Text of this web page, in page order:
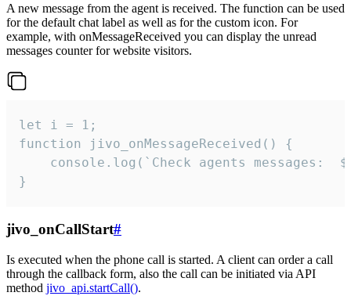
A new message from the agent is received. The function can be used
for the default chat label as well as for the custom icon. For
example, with onMessageReceived you can display the unread
messages counter for website visitors.
let i = 1;
function jivo_onMessageReceived() {
}
jivo_onCallStart#
Is executed when the phone call is started. A client can order a call
through the callback form, also the call can be initiated via API
method jivo_api.startCall().